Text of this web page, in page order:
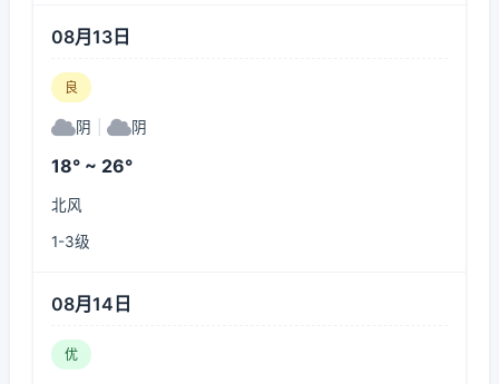
08月13日
良
阴 阴
18° ~ 26°
北风
1-3级
08月14日
优